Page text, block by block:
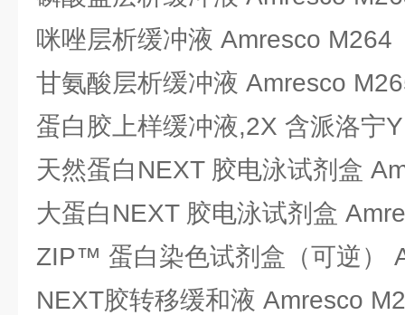
咪唑层析缓冲液 Amresco M264
甘氨酸层析缓冲液 Amresco
蛋白胶上样缓冲液,2X 含派洛宁
天然蛋白NEXT 胶电泳试剂盒
大蛋白NEXT 胶电泳试剂盒
ZIP™ 蛋白染色试剂盒（可逆）
NEXT胶转移缓和液 Amresco